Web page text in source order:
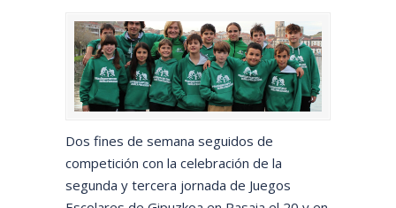
Dos fines de semana seguidos de
competición con la celebración de la
segunda y tercera jornada de Juegos